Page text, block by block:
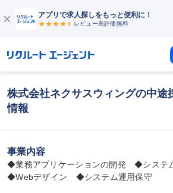
アプリで求人探しをもっと便利に！
レビュー高評価無料
株式会社ネクサスウィングの中途
情報
事業内容
◆業務アプリケーションの開発　◆システ
◆Webデザイン　◆システム運用保守